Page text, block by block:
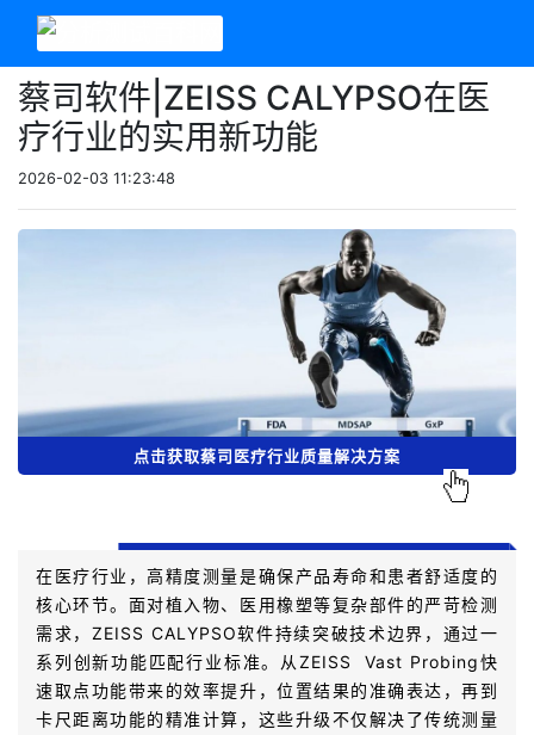
蔡司软件|ZEISS CALYPSO在医
疗行业的实用新功能
2026-02-03 11:23:48
点击获取蔡司医疗行业质量解决方案
在医疗行业，高精度测量是确保产品寿命和患者舒适度的
核心环节。面对植入物、医用橡塑等复杂部件的严苛检测
需求，ZEISS CALYPSO软件持续突破技术边界，通过一
系列创新功能匹配行业标准。从ZEISS Vast Probing快
速取点功能带来的效率提升，位置结果的准确表达，再到
卡尺距离功能的精准计算，这些升级不仅解决了传统测量